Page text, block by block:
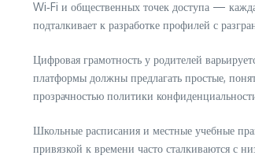
Wi‑Fi и общественных точек доступа —
подталкивает к разработке профилей с
Цифровая грамотность у родителей
платформы должны предлагать простые,
прозрачностью политики
Школьные расписания и местные учебные
привязкой к времени часто сталкиваются с